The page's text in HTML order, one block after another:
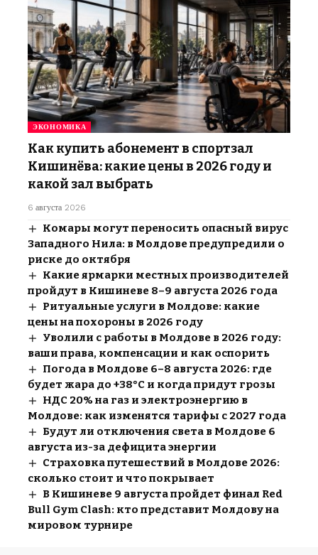
ЭКОНОМИКА
Как купить абонемент в спортзал
Кишинёва: какие цены в 2026 году и
какой зал выбрать
6 августа 2026
Комары могут переносить опасный вирус
Западного Нила: в Молдове предупредили о
риске до октября
Какие ярмарки местных производителей
пройдут в Кишиневе 8–9 августа 2026 года
Ритуальные услуги в Молдове: какие
цены на похороны в 2026 году
Уволили с работы в Молдове в 2026 году:
ваши права, компенсации и как оспорить
Погода в Молдове 6–8 августа 2026: где
будет жара до +38°C и когда придут грозы
НДС 20% на газ и электроэнергию в
Молдове: как изменятся тарифы с 2027 года
Будут ли отключения света в Молдове 6
августа из-за дефицита энергии
Страховка путешествий в Молдове 2026:
сколько стоит и что покрывает
В Кишиневе 9 августа пройдет финал Red
Bull Gym Clash: кто представит Молдову на
мировом турнире